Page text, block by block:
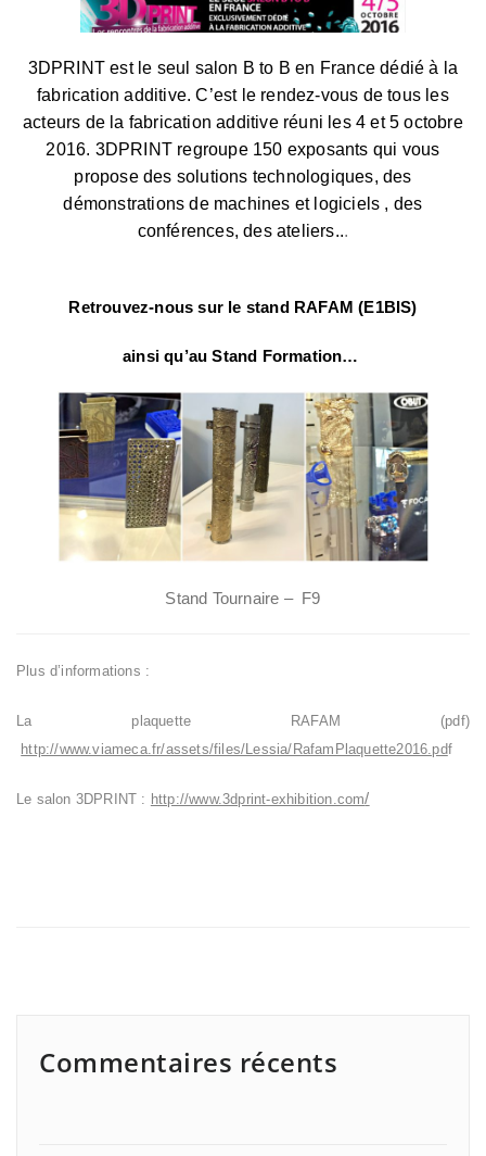
3DPRINT est le seul salon B to B en France dédié à la
fabrication additive. C’est le rendez-vous de tous les
acteurs de la fabrication additive réuni les 4 et 5 octobre
2016. 3DPRINT regroupe 150 exposants qui vous
propose des solutions technologiques, des
démonstrations de machines et logiciels , des
conférences, des ateliers...
Retrouvez-nous sur le stand RAFAM (E1BIS)
ainsi qu’au Stand Formation…
Stand Tournaire – F9
Plus d’informations :
La plaquette RAFAM (pdf)
http://www.viameca.fr/assets/files/Lessia/RafamPlaquette2016.pdf
Le salon 3DPRINT : http://www.3dprint-exhibition.com/
Commentaires récents